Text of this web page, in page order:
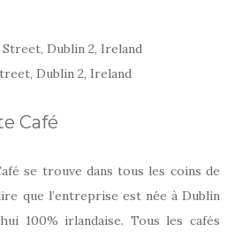
Street, Dublin 2, Ireland
Dublin 2, Ireland
Café
se trouve dans tous les coins de
que l’entreprise est née à Dublin
100% irlandaise. Tous les cafés